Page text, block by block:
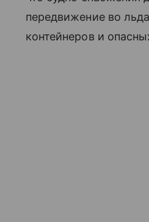
передвижение во
контейнеров и